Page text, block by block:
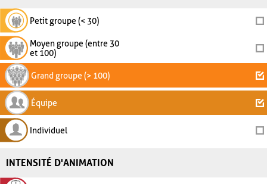
Petit groupe (< 30)
Moyen groupe (entre 30
et 100)
Grand groupe (> 100)
Équipe
Individuel
INTENSITÉ D'ANIMATION